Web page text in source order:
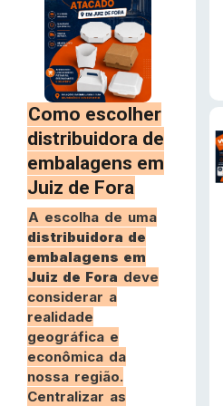
Como escolher
distribuidora de
embalagens em
Juiz de Fora
A escolha de uma
distribuidora de
embalagens em
Juiz de Fora deve
considerar a
realidade
geográfica e
econômica da
nossa região.
Centralizar as